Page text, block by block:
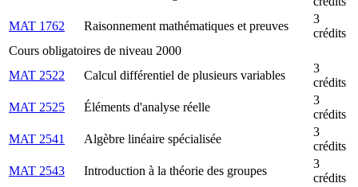
MAT 1762
Raisonnement mathématiques et preuves
3
crédits
Cours obligatoires de niveau 2000
MAT 2522
Calcul différentiel de plusieurs variables
3
crédits
MAT 2525
Éléments d'analyse réelle
3
crédits
MAT 2541
Algèbre linéaire spécialisée
3
crédits
MAT 2543
Introduction à la théorie des groupes
3
crédits